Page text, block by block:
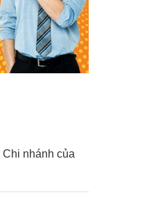
nhánh của